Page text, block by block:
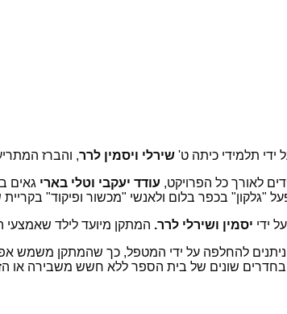
תלמידי כיתה ט' שירלי ויסמין לרר, והברז
לאורך כל הפרויקט, עודד יעקבי וטלי בארי גאים
"גלקון" בכפר בלום ולאנשי "מכשור ופיקוד"
ידי יסמין ושירלי לרר. המתקן מיועד לילד שאמצעי
להחלפה על ידי המטפל, כך שהמתקן משמש
שונים של בית הספר ללא חשש משבירה או